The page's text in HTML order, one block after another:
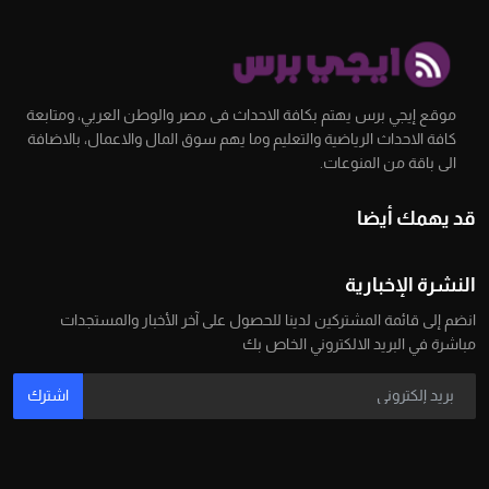
موقع إيجي برس يهتم بكافة الاحداث فى مصر والوطن العربي، ومتابعة
كافة الاحداث الرياضية والتعليم وما يهم سوق المال والاعمال، بالاضافة
الى باقة من المنوعات.
قد يهمك أيضا
النشرة الإخبارية
انضم إلى قائمة المشتركين لدينا للحصول على آخر الأخبار والمستجدات
مباشرة في البريد الالكتروني الخاص بك
اشترك